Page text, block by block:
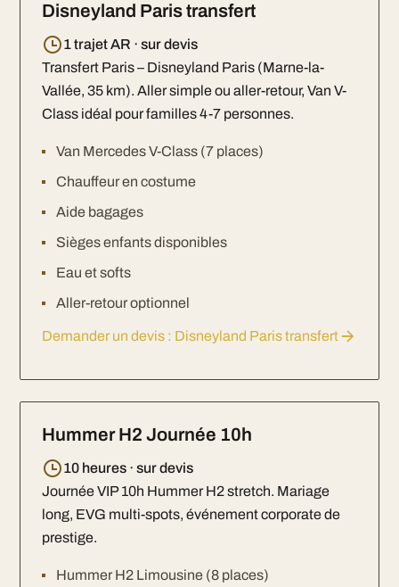
Disneyland Paris transfert
1 trajet AR · sur devis
Transfert Paris – Disneyland Paris (Marne-la-
Vallée, 35 km). Aller simple ou aller-retour, Van V-
Class idéal pour familles 4-7 personnes.
Van Mercedes V-Class (7 places)
Chauffeur en costume
Aide bagages
Sièges enfants disponibles
Eau et softs
Aller-retour optionnel
Demander un devis : Disneyland Paris transfert
Hummer H2 Journée 10h
10 heures · sur devis
Journée VIP 10h Hummer H2 stretch. Mariage
long, EVG multi-spots, événement corporate de
prestige.
Hummer H2 Limousine (8 places)